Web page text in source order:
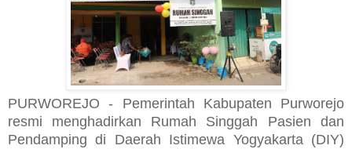
PURWOREJO - Pemerintah Kabupaten Purworejo
resmi menghadirkan Rumah Singgah Pasien dan
Pendamping di Daerah Istimewa Yogyakarta (DIY)